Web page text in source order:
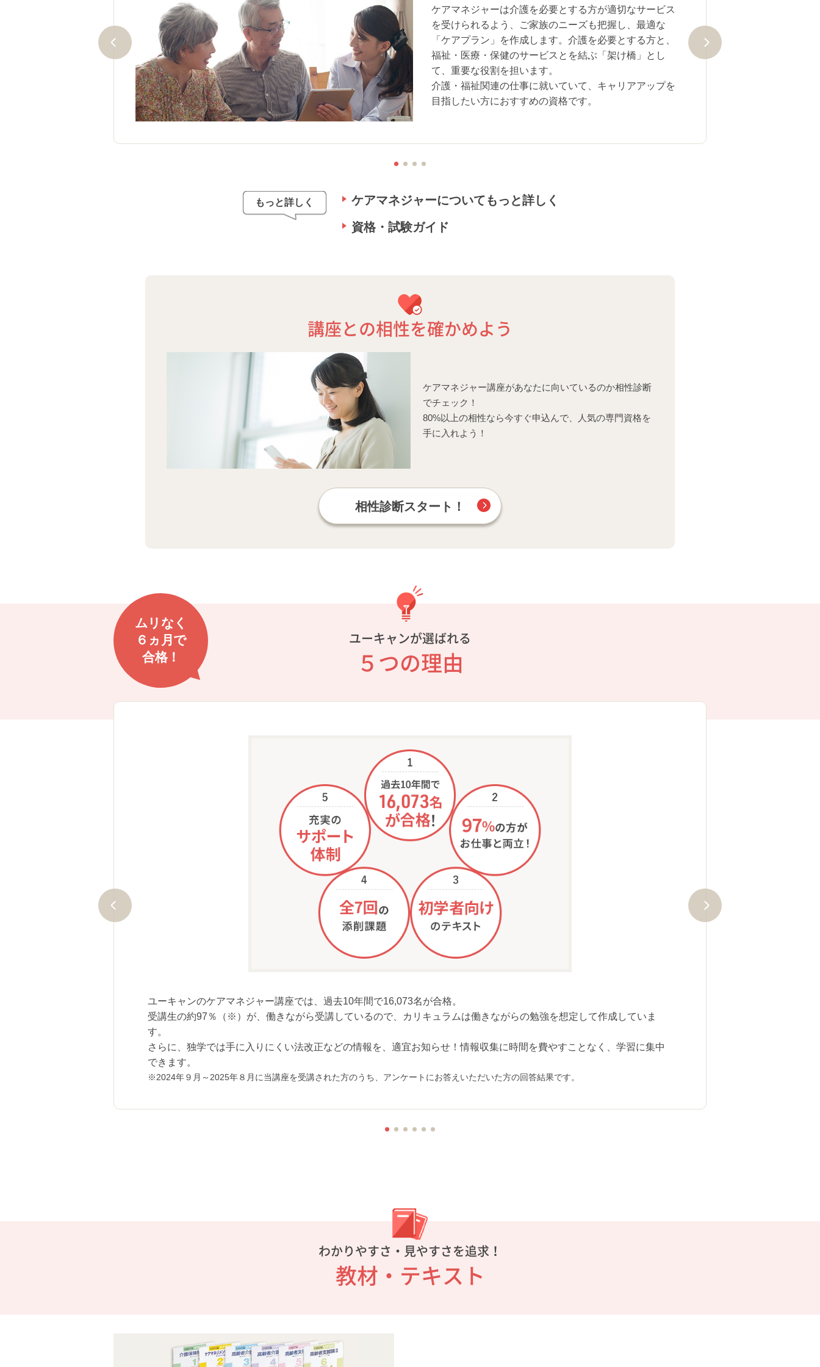
マークシート方式を採用。
すが、６割～７割程度の正
ケアマネジャーは介護を必要とする方が適切なサービス
を受けられるよう、ご家族のニーズも把握し、最適な
「ケアプラン」を作成します。介護を必要とする方と、
福祉・医療・保健のサービスとを結ぶ「架け橋」とし
て、重要な役割を担います。
介護・福祉関連の仕事に就いていて、キャリアアップを
目指したい方におすすめの資格です。
もっと詳しく
ケアマネジャーについてもっと詳しく
資格・試験ガイド
講座との相性を確かめよう
ケアマネジャー講座があなたに向いているのか相性診断
でチェック！
80%以上の相性なら今すぐ申込んで、人気の専門資格を
手に入れよう！
相性診断スタート！
ムリなく
６ヵ月で
合格！
ユーキャンが選ばれる
５つの理由
ユーキャンのケアマネジャー講座では、過去10年間で16,073名が合格。
受講生の約97％（※）が、働きながら受講しているので、カリキュラムは働きながらの勉強を想定して作成していま
す。
さらに、独学では手に入りにくい法改正などの情報を、適宜お知らせ！情報収集に時間を費やすことなく、学習に集中
できます。
2024年９月～2025年８月に当講座を受講された方のうち、アンケートにお答えいただいた方の回答結果です。
わかりやすさ・見やすさを追求！
教材・テキスト